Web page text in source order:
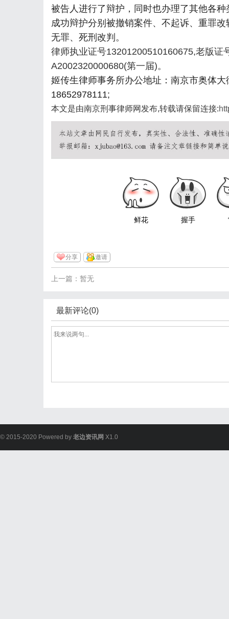
被告人进行了辩护，同时也办理了其他各
成功辩护分别被撤销案件、不起诉、重罪
无罪、死刑改判。
律师执业证号13201200510160675,老版证
A2002320000680(第一届)。
姬传生律师事务所办公地址：南京市奥体
18652978111;
本文是由南京刑事律师网发布,转载请保留连接:
鲜花 握手
分享 邀请
上一篇：暂无
最新评论(0)
© 2015-2020 Powered by 老边资讯网 X1.0